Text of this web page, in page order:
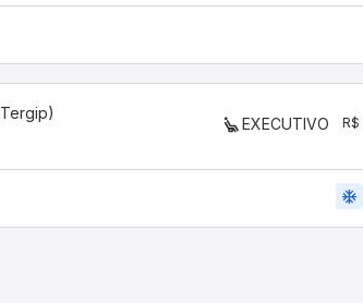
EXECUTIVO R$
ac_unit